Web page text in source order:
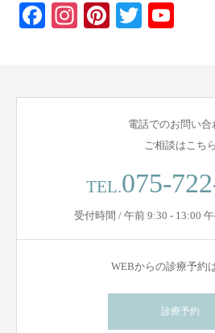
Facebook
Instagram
Pinterest
Twitter
電話でのお問い合
ご相談はこちら
TEL.075-
受付時間 / 午前 9:30 - 13:00
WEBからの診療予約
診療予約